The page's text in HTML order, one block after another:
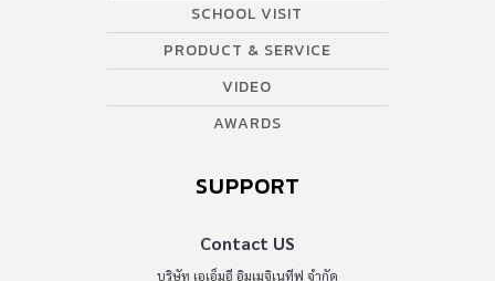
SCHOOL VISIT
PRODUCT & SERVICE
VIDEO
AWARDS
SUPPORT
Contact US
บริษัท เอเอ็มอี อิมเมจิเนทีฟ จำกัด